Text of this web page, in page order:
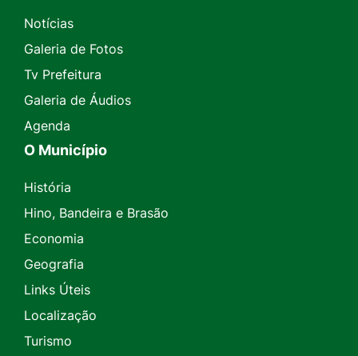
Notícias
Galeria de Fotos
Tv Prefeitura
Galeria de Áudios
Agenda
O Município
História
Hino, Bandeira e Brasão
Economia
Geografia
Links Úteis
Localização
Turismo